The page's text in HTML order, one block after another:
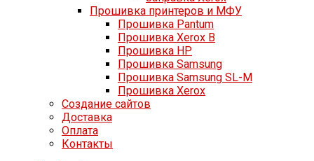
Прошивка принтеров и МФУ
Прошивка Pantum
Прошивка Xerox B
Прошивка HP
Прошивка Samsung
Прошивка Samsung SL-M
Прошивка Xerox
Создание сайтов
Доставка
Оплата
Контакты